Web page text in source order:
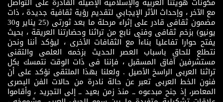
مع الآخر ، وإحداث الأثر الإيجابي لتقديم رؤية ثقافية جديدة ، ذات
مضمون ثقافى قادر على إثراء مرحلة ما بعد ثورتى (25 يناير و30
يونيو) بزخم ثقافى وفنى نابع من تراثنا وحضارتنا العريقة ، بحيث
يفتح حوارا تفاعليا بناءاً مع الثقافات الأخرى ، ليؤكد أننا ونحن
نتطلع للحاق باسباب العصر الحديث بزخمه العلمى والتقنى
مستشرفين آفاق المسقبل ، فإننا فى ذات الوقت نتمسك بكل
تراثنا العربى الراسخ الأصيل . ولعلنا بهذا الملتقى نؤكد على أن
فنون الخط العربى تعبر عن حالة نادرة من حالات الفن البصرى
المعاصر، إذ جنح مبدعوه ــ منذ زمن بعيد ــ إلى التجريد ، وأقاموا